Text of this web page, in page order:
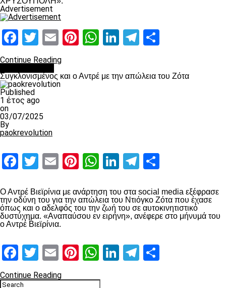
Advertisement
Facebook
Twitter
EmailPinterest
WhatsApp
LinkedIn
Telegram
Continue Reading
Συγκλονισμένος και ο Αντρέ με την απώλεια του Ζότα
Published
1 έτος ago
on
03/07/2025
By
paokrevolution
Facebook
Twitter
EmailPinterest
WhatsApp
LinkedIn
Telegram
Ο Αντρέ Βιεϊρίνια με ανάρτηση του στα social media εξέφρασε
την οδύνη του για την απώλεια του Ντιόγκο Ζότα που έχασε
όπως και ο αδελφός του την ζωή του σε αυτοκινητιστικό
δυστύχημα. «Αναπαύσου εν ειρήνη», ανέφερε στο μήνυμά του
ο Αντρέ Βιεϊρίνια.
Facebook
Twitter
EmailPinterest
WhatsApp
LinkedIn
Telegram
Continue Reading